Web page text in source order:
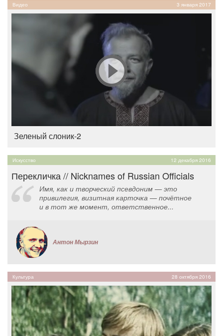
Видео 3 января 2017
Зеленый слоник-2
Искусство 12 декабря 2016
Перекличка // Nicknames of Russian Officials
Имя, как и творческий псевдоним — это
привилегия, визитная карточка — почётное
и в тот же момент, ответственное...
Антон Мырзин
Культура 28 октября 2016